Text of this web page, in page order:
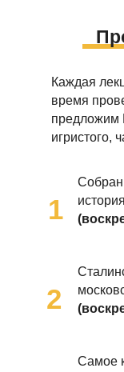
Каждая
время
предложим
игристого,
1
2
Самое